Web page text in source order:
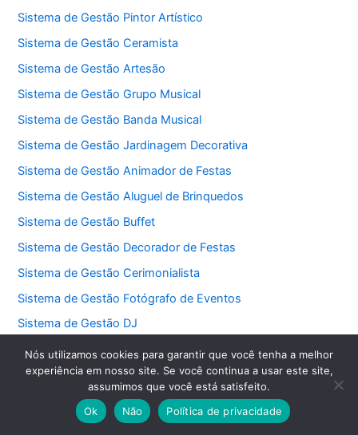
Sistema de Gestão Pintor Artístico
Sistema de Gestão Ceramista
Sistema de Gestão Artesão
Sistema de Gestão Grupo Musical
Sistema de Gestão Banda Musical
Sistema de Gestão Jardinagem Decorativa
Sistema de Gestão Animador de Festas
Sistema de Gestão Aluguel de Brinquedos
Sistema de Gestão Buffet
Sistema de Gestão Decorador de Festas
Sistema de Gestão Cerimonialista
Sistema de Gestão Fotógrafo de Eventos
Sistema de Gestão DJ
Sistema de Gestão Consultor de Vendas
Sistema de Gestão Afiliado Digital
Sistema de Gestão Revendedor de Roupas
Sistema de Gestão Revendedor de Cosméticos
Nós utilizamos cookies para garantir que você tenha a melhor
experiência em nosso site. Se você continua a usar este site,
assumimos que você está satisfeito.
Ok
Não Política de privacidade